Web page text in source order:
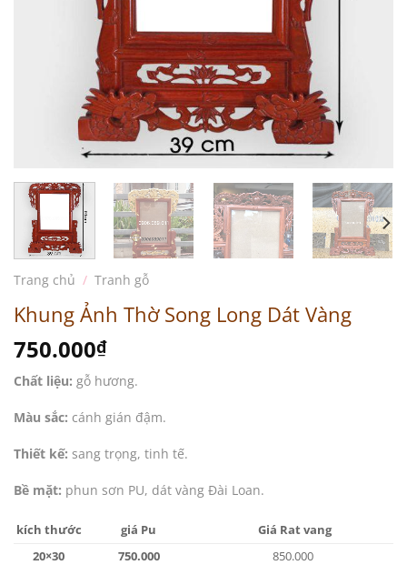
Trang chủ / Tranh gỗ
Khung Ảnh Thờ Song Long Dát Vàng
750.000₫
Chất liệu: gỗ hương.
Màu sắc: cánh gián đậm.
Thiết kế: sang trọng, tinh tế.
Bề mặt: phun sơn PU, dát vàng Đài Loan.
kích thước giá Pu
Giá Rat vang
20×30
750.000
850.000